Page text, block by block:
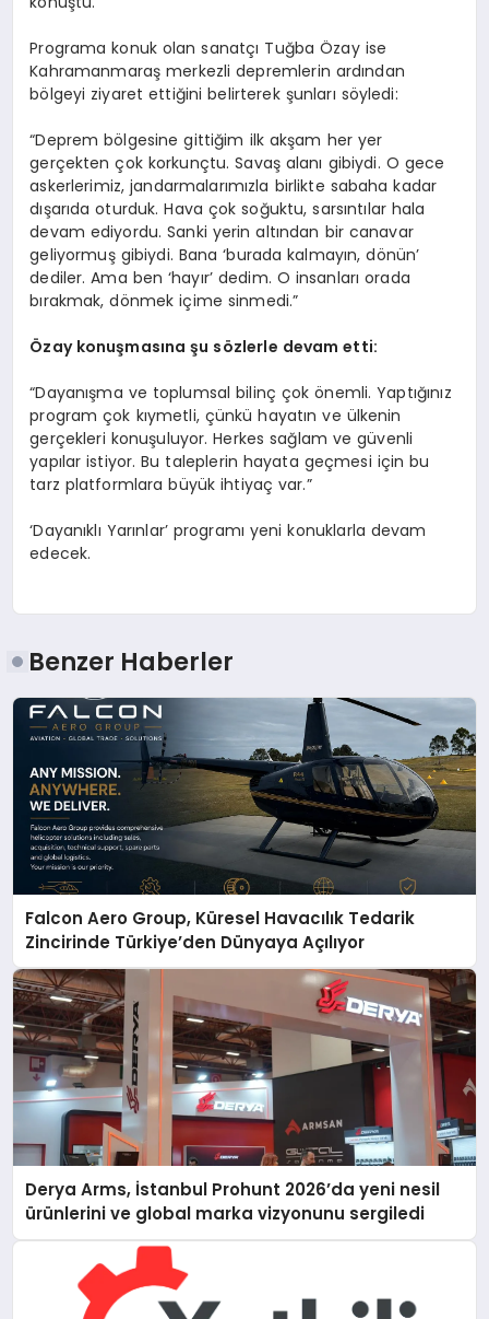
Programa konuk olan sanatçı Tuğba Özay ise
Kahramanmaraş merkezli depremlerin ardından
bölgeyi ziyaret ettiğini belirterek şunları söyledi:
“Deprem bölgesine gittiğim ilk akşam her yer
gerçekten çok korkunçtu. Savaş alanı gibiydi. O gece
askerlerimiz, jandarmalarımızla birlikte sabaha kadar
dışarıda oturduk. Hava çok soğuktu, sarsıntılar hala
devam ediyordu. Sanki yerin altından bir canavar
geliyormuş gibiydi. Bana ‘burada kalmayın, dönün’
dediler. Ama ben ‘hayır’ dedim. O insanları orada
bırakmak, dönmek içime sinmedi.”
Özay konuşmasına şu sözlerle devam etti:
“Dayanışma ve toplumsal bilinç çok önemli. Yaptığınız
program çok kıymetli, çünkü hayatın ve ülkenin
gerçekleri konuşuluyor. Herkes sağlam ve güvenli
yapılar istiyor. Bu taleplerin hayata geçmesi için bu
tarz platformlara büyük ihtiyaç var.”
‘Dayanıklı Yarınlar’ programı yeni konuklarla devam
edecek.
Benzer Haberler
Falcon Aero Group, Küresel Havacılık Tedarik
Zincirinde Türkiye’den Dünyaya Açılıyor
Derya Arms, İstanbul Prohunt 2026’da yeni nesil
ürünlerini ve global marka vizyonunu sergiledi